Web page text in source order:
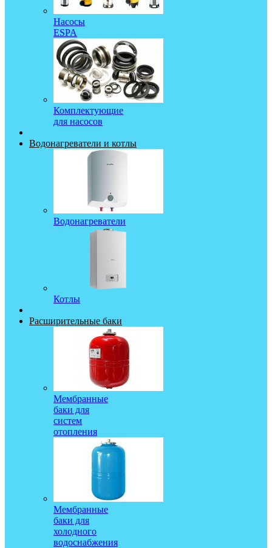
Насосы
ESPA
Комплектующие
для насосов
Водонагреватели и котлы
Водонагреватели
Котлы
Расширительные баки
Мембранные
баки для
систем
отопления
Мембранные
баки для
холодного
водоснабжения